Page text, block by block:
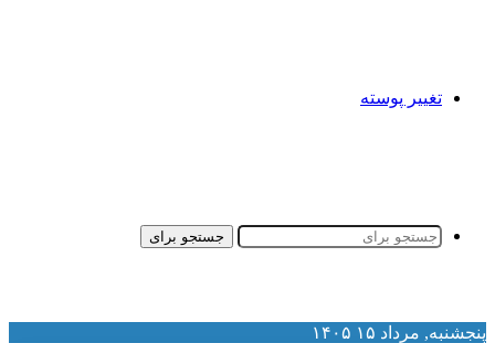
تغییر پوسته
جستجو برای
مرداد ۱۵ ۱۴۰۵